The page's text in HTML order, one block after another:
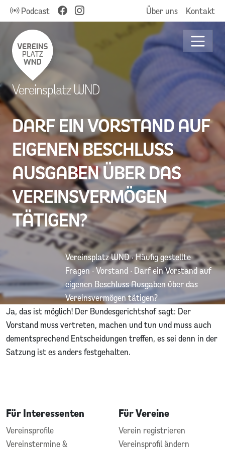
Podcast Über uns Kontakt
DARF EIN VORSTAND AUF
EIGENEN BESCHLUSS
AUSGABEN ÜBER DAS
VEREINSVERMÖGEN
TÄTIGEN?
Vereinsplatz WND
Vereinsplatz WND·Häufig gestellte
Fragen·Vorstand · Darf ein Vorstand auf
eigenen Beschluss Ausgaben über das
Vereinsvermögen tätigen?
Ja, das ist möglich! Der Bundesgerichtshof sagt: Der
Vorstand muss vertreten, machen und tun und muss auch
dementsprechend Entscheidungen treffen, es sei denn in der
Satzung ist es anders festgehalten.
Für Interessenten
Vereinsprofile
Vereinstermine &
Für Vereine
Verein registrieren
Vereinsprofil ändern